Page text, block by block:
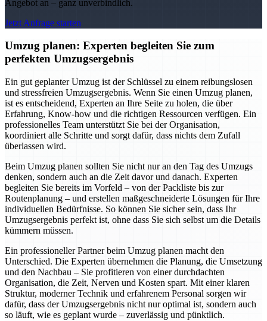
Angebot an – ganz unverbindlich.
Jetzt Anfrage starten
Umzug planen: Experten begleiten Sie zum
perfekten Umzugsergebnis
Ein gut geplanter Umzug ist der Schlüssel zu einem reibungslosen
und stressfreien Umzugsergebnis. Wenn Sie einen Umzug planen,
ist es entscheidend, Experten an Ihre Seite zu holen, die über
Erfahrung, Know-how und die richtigen Ressourcen verfügen. Ein
professionelles Team unterstützt Sie bei der Organisation,
koordiniert alle Schritte und sorgt dafür, dass nichts dem Zufall
überlassen wird.
Beim Umzug planen sollten Sie nicht nur an den Tag des Umzugs
denken, sondern auch an die Zeit davor und danach. Experten
begleiten Sie bereits im Vorfeld – von der Packliste bis zur
Routenplanung – und erstellen maßgeschneiderte Lösungen für Ihre
individuellen Bedürfnisse. So können Sie sicher sein, dass Ihr
Umzugsergebnis perfekt ist, ohne dass Sie sich selbst um die Details
kümmern müssen.
Ein professioneller Partner beim Umzug planen macht den
Unterschied. Die Experten übernehmen die Planung, die Umsetzung
und den Nachbau – Sie profitieren von einer durchdachten
Organisation, die Zeit, Nerven und Kosten spart. Mit einer klaren
Struktur, moderner Technik und erfahrenem Personal sorgen wir
dafür, dass der Umzugsergebnis nicht nur optimal ist, sondern auch
so läuft, wie es geplant wurde – zuverlässig und pünktlich.